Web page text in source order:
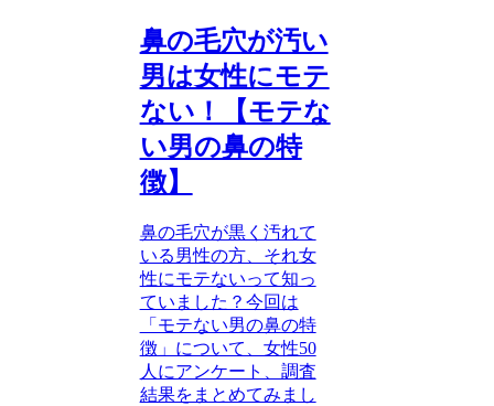
鼻の毛穴が汚い
男は女性にモテ
ない！【モテな
い男の鼻の特
徴】
鼻の毛穴が黒く汚れて
いる男性の方、それ女
性にモテないって知っ
ていました？今回は
「モテない男の鼻の特
徴」について、女性50
人にアンケート、調査
結果をまとめてみまし